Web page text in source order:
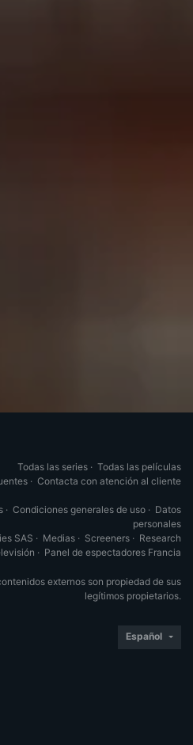
Todas las series · Todas las películas
· Contacta con atención al cliente
· Condiciones generales de uso · Datos
personales
SAS · Medias · Screeners · Research
· Panel de espectadores Francia
externos son propiedad de sus
legítimos propietarios.
Español